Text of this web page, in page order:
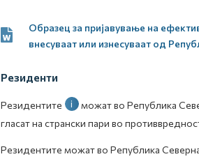
Образец за пријавување на
внесуваат или изнесуваат од
Резиденти
Резидентите i
можат во Република
гласат на странски пари во
Резидентите можат во Република